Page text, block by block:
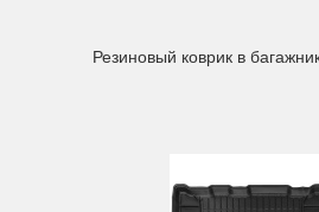
Резиновый коврик в